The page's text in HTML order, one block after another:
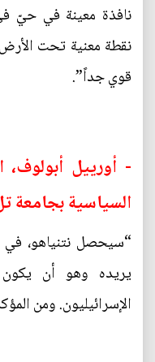
نافذة معينة في حيّ
نقطة معنية تحت
قوي جداً”.
- أورييل أبولوف،
السياسية بجامعة
“سيحصل نتنياهو، في
يريده وهو أن يكون
الإسرائيليون. ومن